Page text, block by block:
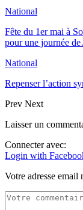
National
Fête du 1er mai à
pour une journée
National
Repenser l’action
Prev Next
Laisser un
Connecter avec:
Login with
Votre adresse email